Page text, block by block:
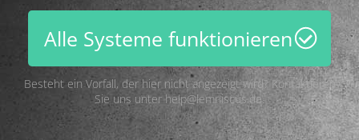
Alle Systeme funktionieren
Besteht ein Vorfall, der hier nicht angezeigt wird? Kontaktieren
Sie uns unterhelp@lemniscus.de.